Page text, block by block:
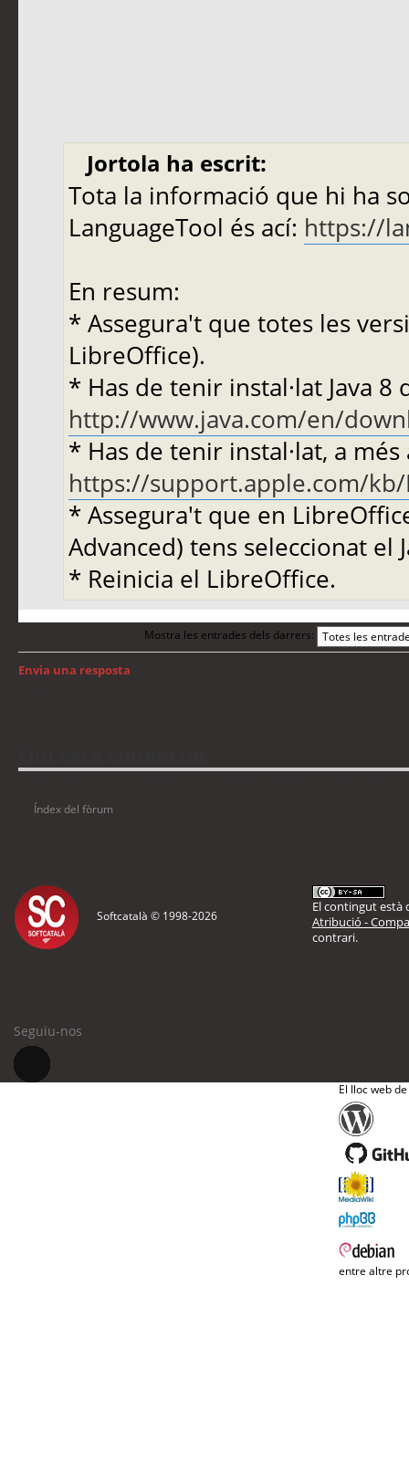
Jortola ha escrit:
Tota la informació que hi ha
LanguageTool és ací: https://
En resum:
* Assegura't que totes les
LibreOffice).
* Has de tenir instal·lat Java 8
http://www.java.com/en/
* Has de tenir instal·lat, a més
https://support.apple.com/kb/
* Assegura't que en
Advanced) tens seleccionat el
* Reinicia el LibreOffice.
Mostra les entrades dels darrers:
Envia una resposta
Índex del fòrum
Softcatalà © 1998-2026
El contingut està
Atribució -
contrari.
Seguiu-nos
El lloc web
entre altre